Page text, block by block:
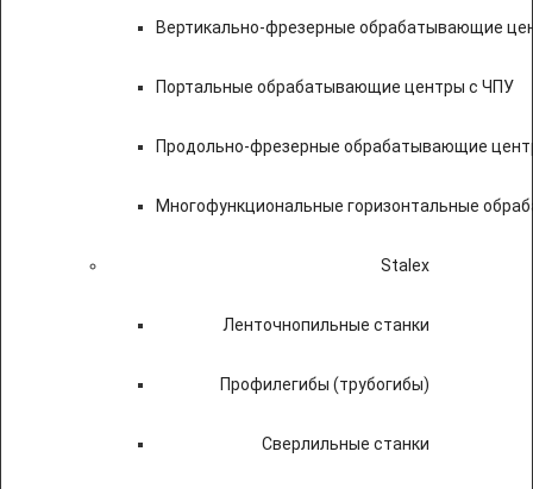
Вертикально-фрезерные обрабатывающие
Портальные обрабатывающие центры с ЧПУ
Продольно-фрезерные обрабатывающие
Многофункциональные горизонтальные
Stalex
Ленточнопильные станки
Профилегибы (трубогибы)
Сверлильные станки